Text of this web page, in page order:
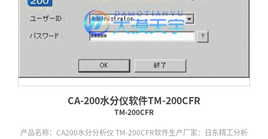
CA-200水分仪软件TM-200CFR
TM-200CFR
产品名称：CA200水分分析仪 TM-200CFR软件生产厂家：日东精工分析